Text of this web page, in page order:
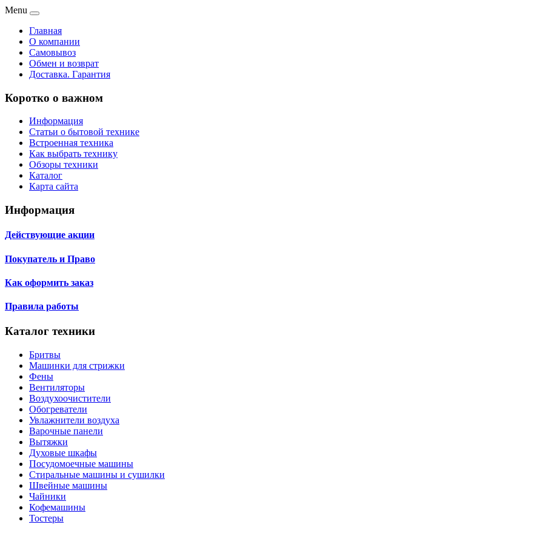
Menu
Главная
О компании
Самовывоз
Обмен и возврат
Доставка. Гарантия
Коротко о важном
Информация
Статьи о бытовой технике
Встроенная техника
Как выбрать технику
Обзоры техники
Каталог
Карта сайта
Информация
Действующие акции
Покупатель и Право
Как оформить заказ
Правила работы
Каталог техники
Бритвы
Машинки для стрижки
Фены
Вентиляторы
Воздухоочистители
Обогреватели
Увлажнители воздуха
Варочные панели
Вытяжки
Духовые шкафы
Посудомоечные машины
Стиральные машины и сушилки
Швейные машины
Чайники
Кофемашины
Тостеры